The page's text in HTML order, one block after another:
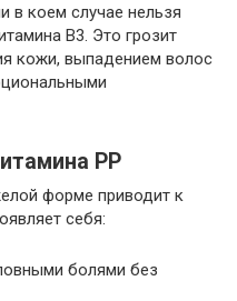
в коем случае нельзя
В3. Это грозит
кожи, выпадением волос
PP
форме приводит к
себя:
болями без